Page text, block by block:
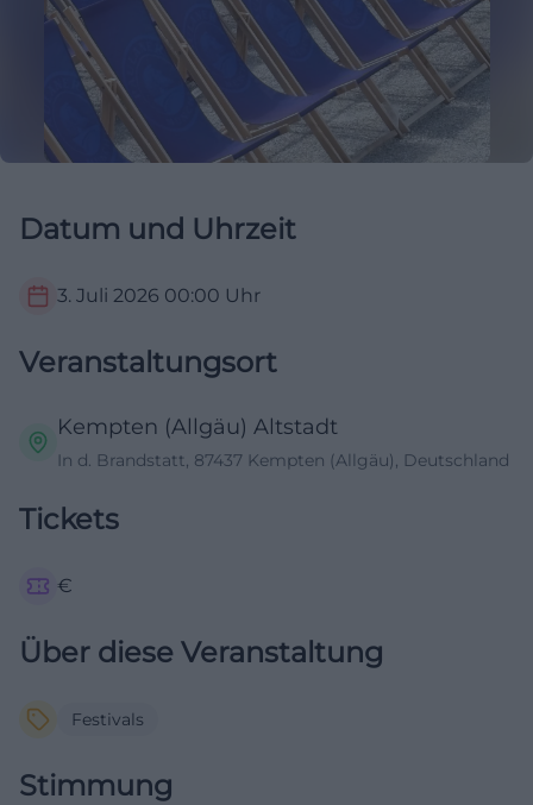
Datum und Uhrzeit
3. Juli 2026 00:00 Uhr
Veranstaltungsort
Kempten (Allgäu) Altstadt
In d. Brandstatt, 87437 Kempten (Allgäu), Deutschland
Tickets
€
Über diese Veranstaltung
Festivals
Stimmung